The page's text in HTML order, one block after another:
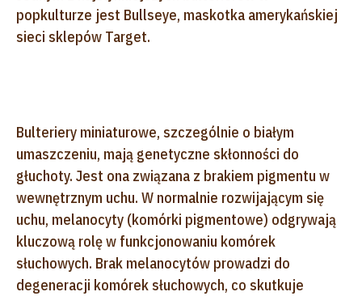
popkulturze jest Bullseye, maskotka amerykańskiej
sieci sklepów Target.
Bulteriery miniaturowe, szczególnie o białym
umaszczeniu, mają genetyczne skłonności do
głuchoty. Jest ona związana z brakiem pigmentu w
wewnętrznym uchu. W normalnie rozwijającym się
uchu, melanocyty (komórki pigmentowe) odgrywają
kluczową rolę w funkcjonowaniu komórek
słuchowych. Brak melanocytów prowadzi do
degeneracji komórek słuchowych, co skutkuje